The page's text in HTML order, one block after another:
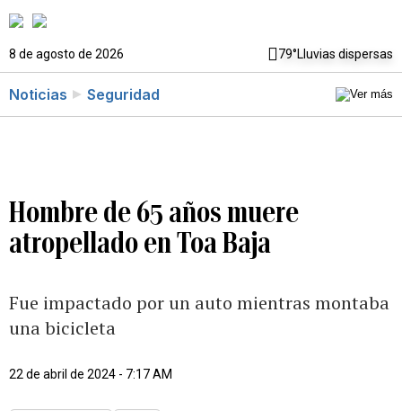
8 de agosto de 2026 79°Lluvias dispersas
Noticias Seguridad
Hombre de 65 años muere
atropellado en Toa Baja
Fue impactado por un auto mientras montaba
una bicicleta
22 de abril de 2024 - 7:17 AM